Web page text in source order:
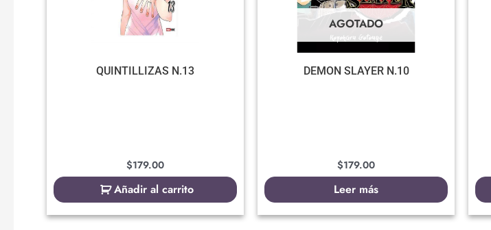
QUINTILLIZAS N.13
$179.00
Añadir al carrito
AGOTADO
DEMON SLAYER N.10
$179.00
Leer más